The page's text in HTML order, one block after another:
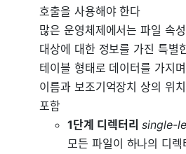
호출을 사용해야 한다
많은 운영체제에서는 파일 속
대상에 대한 정보를 가진 특별
테이블 형태로 데이터를 가지
이름과 보조기억장치 상의 위
포함
1단계 디렉터리 single-
모든 파일이 하나의 디